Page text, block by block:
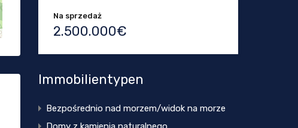
Na sprzedaż
2.500.000€
Immobilientypen
Bezpośrednio nad morzem/widok na morze